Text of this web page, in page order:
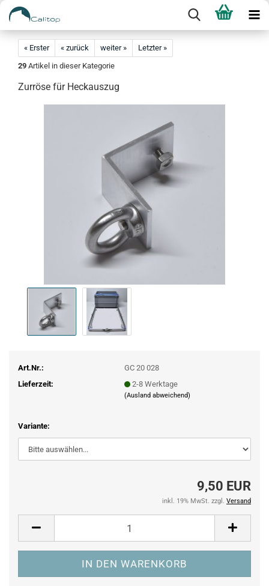
« Erster « zurück weiter »
Letzter »
29 Artikel in dieser Kategorie
Zurröse für Heckauszug
Art.Nr.:
GC 20 028
Lieferzeit:
2-8 Werktage
(Ausland abweichend)
Variante:
9,50 EUR
inkl. 19% MwSt. zzgl. Versand